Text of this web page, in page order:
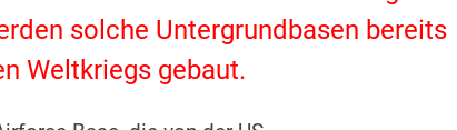
solche Untergrundbasen bereits
Weltkriegs gebaut.